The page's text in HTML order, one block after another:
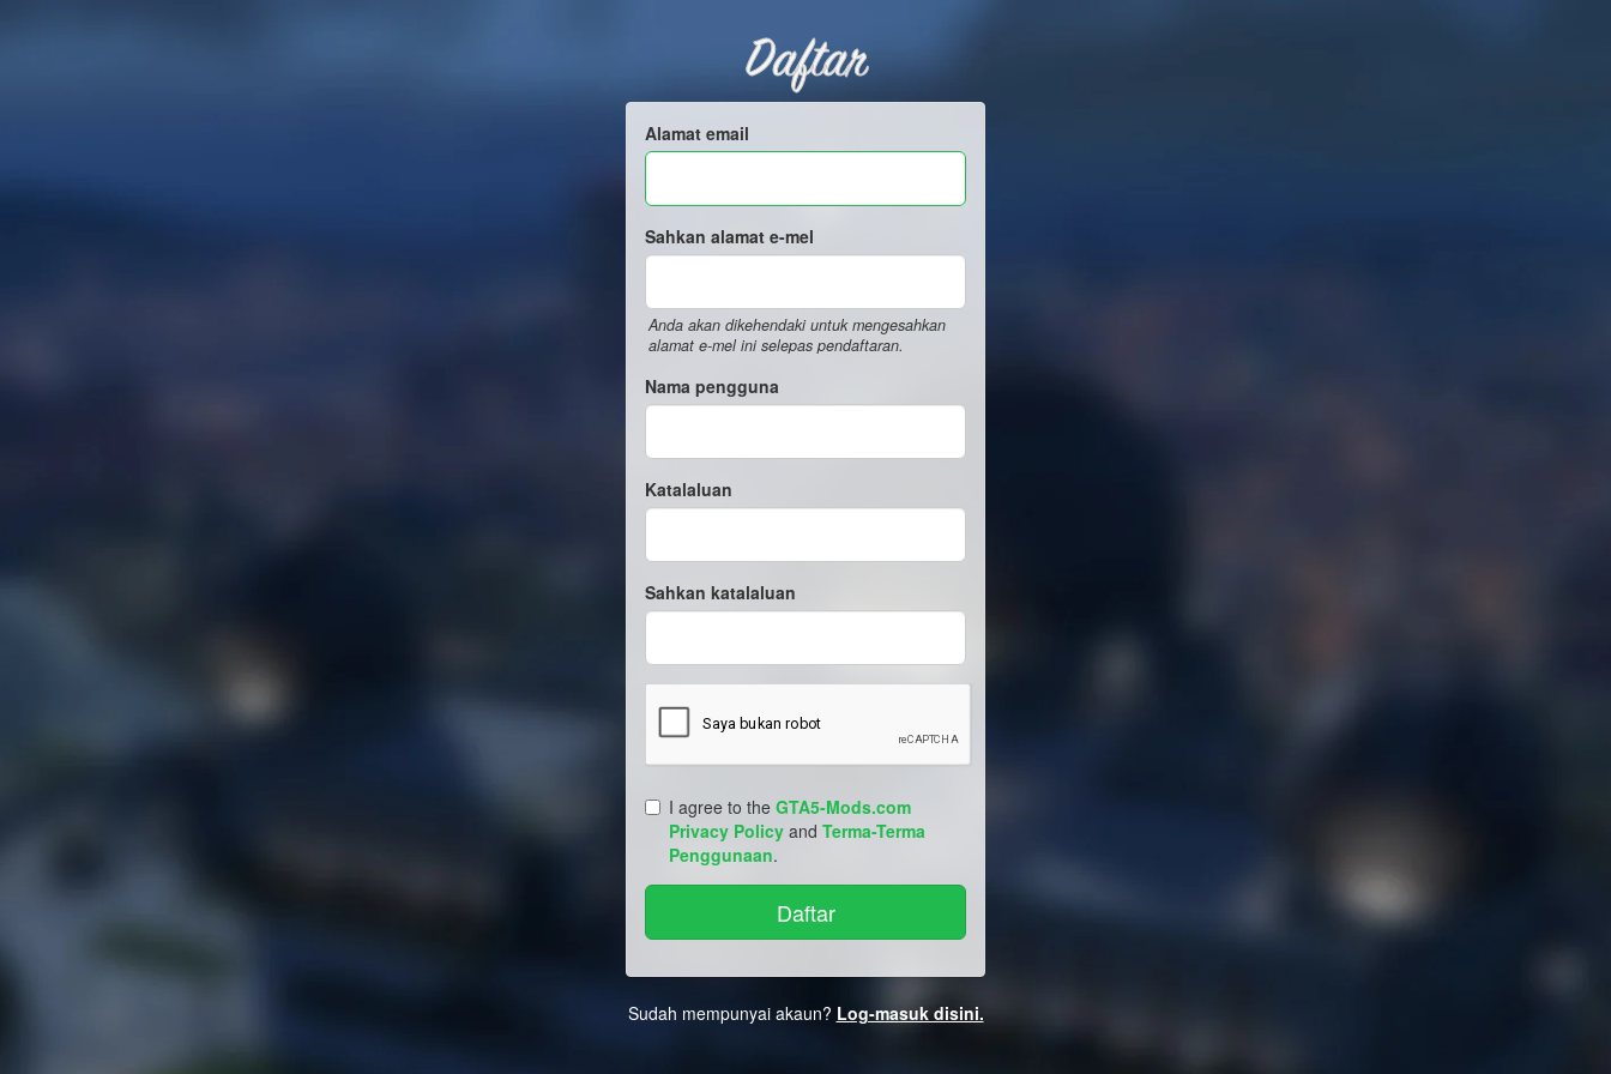
Daftar
Alamat email
Sahkan alamat e-mel
Anda akan dikehendaki untuk mengesahkan
alamat e-mel ini selepas pendaftaran.
Nama pengguna
Katalaluan
Sahkan katalaluan
I agree to the GTA5-Mods.com
Privacy Policy and Terma-Terma
Penggunaan.
Sudah mempunyai akaun? Log-masuk disini.